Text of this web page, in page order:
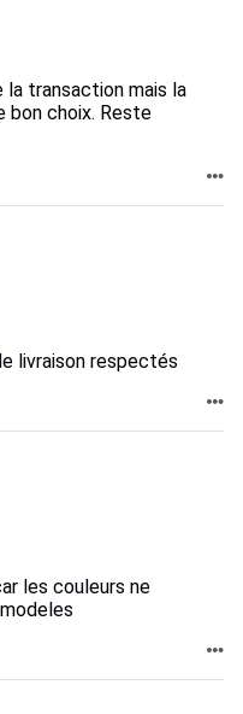
transaction mais la
bon choix. Reste
livraison respectés
les couleurs ne